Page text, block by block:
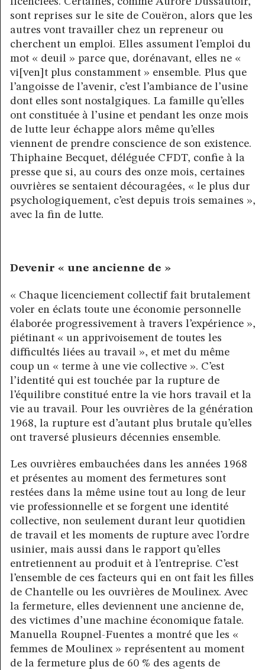
sont reprises sur le site de Couëron, alors que les
autres vont travailler chez un repreneur ou
cherchent un emploi. Elles assument l’emploi du
mot « deuil » parce que, dorénavant, elles ne «
vi[ven]t plus constamment » ensemble. Plus que
l’angoisse de l’avenir, c’est l’ambiance de l’usine
dont elles sont nostalgiques. La famille qu’elles
ont constituée à l’usine et pendant les onze mois
de lutte leur échappe alors même qu’elles
viennent de prendre conscience de son existence.
Thiphaine Becquet, déléguée CFDT, confie à la
presse que si, au cours des onze mois, certaines
ouvrières se sentaient découragées, « le plus dur
psychologiquement, c’est depuis trois semaines »,
avec la fin de lutte.
Devenir « une ancienne de »
« Chaque licenciement collectif fait brutalement
voler en éclats toute une économie personnelle
élaborée progressivement à travers l’expérience »,
piétinant « un apprivoisement de toutes les
difficultés liées au travail », et met du même
coup un « terme à une vie collective ». C’est
l’identité qui est touchée par la rupture de
l’équilibre constitué entre la vie hors travail et la
vie au travail. Pour les ouvrières de la génération
1968, la rupture est d’autant plus brutale qu’elles
ont traversé plusieurs décennies ensemble.
Les ouvrières embauchées dans les années 1968
et présentes au moment des fermetures sont
restées dans la même usine tout au long de leur
vie professionnelle et se forgent une identité
collective, non seulement durant leur quotidien
de travail et les moments de rupture avec l’ordre
usinier, mais aussi dans le rapport qu’elles
entretiennent au produit et à l’entreprise. C’est
l’ensemble de ces facteurs qui en ont fait les filles
de Chantelle ou les ouvrières de Moulinex. Avec
la fermeture, elles deviennent une ancienne de,
des victimes d’une machine économique fatale.
Manuella Roupnel-Fuentes a montré que les «
femmes de Moulinex » représentent au moment
de la fermeture plus de 60 % des agents de